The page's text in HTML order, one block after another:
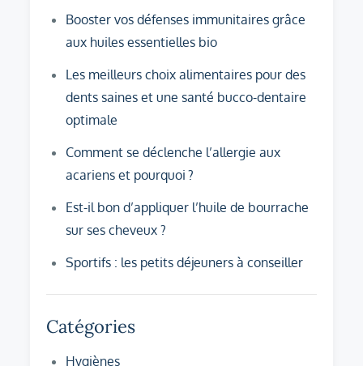
Booster vos défenses immunitaires grâce
aux huiles essentielles bio
Les meilleurs choix alimentaires pour des
dents saines et une santé bucco-dentaire
optimale
Comment se déclenche l’allergie aux
acariens et pourquoi ?
Est-il bon d’appliquer l’huile de bourrache
sur ses cheveux ?
Sportifs : les petits déjeuners à conseiller
Catégories
Hygiènes